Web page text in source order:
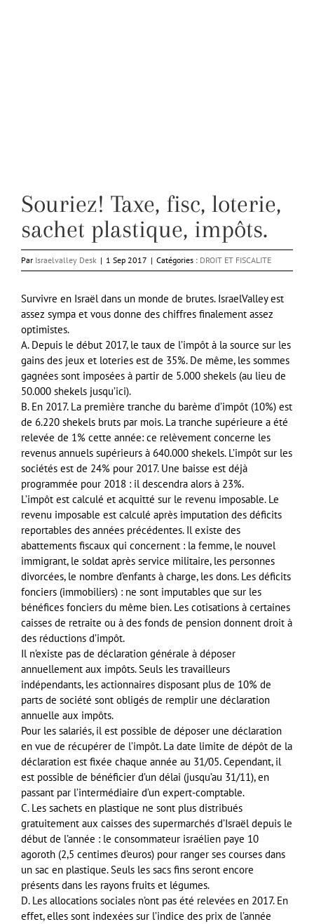
Souriez! Taxe, fisc, loterie,
sachet plastique, impôts.
Par Israelvalley Desk | 1 Sep 2017 | Catégories : DROIT ET FISCALITE
Survivre en Israël dans un monde de brutes. IsraelValley est
assez sympa et vous donne des chiffres finalement assez
optimistes.
A. Depuis le début 2017, le taux de l’impôt à la source sur les
gains des jeux et loteries est de 35%. De même, les sommes
gagnées sont imposées à partir de 5.000 shekels (au lieu de
50.000 shekels jusqu’ici).
B. En 2017. La première tranche du barème d’impôt (10%) est
de 6.220 shekels bruts par mois. La tranche supérieure a été
relevée de 1% cette année: ce relèvement concerne les
revenus annuels supérieurs à 640.000 shekels. L’impôt sur les
sociétés est de 24% pour 2017. Une baisse est déjà
programmée pour 2018 : il descendra alors à 23%.
L’impôt est calculé et acquitté sur le revenu imposable. Le
revenu imposable est calculé après imputation des déficits
reportables des années précédentes. Il existe des
abattements fiscaux qui concernent : la femme, le nouvel
immigrant, le soldat après service militaire, les personnes
divorcées, le nombre d’enfants à charge, les dons. Les déficits
fonciers (immobiliers) : ne sont imputables que sur les
bénéfices fonciers du même bien. Les cotisations à certaines
caisses de retraite ou à des fonds de pension donnent droit à
des réductions d’impôt.
Il n’existe pas de déclaration générale à déposer
annuellement aux impôts. Seuls les travailleurs
indépendants, les actionnaires disposant plus de 10% de
parts de société sont obligés de remplir une déclaration
annuelle aux impôts.
Pour les salariés, il est possible de déposer une déclaration
en vue de récupérer de l’impôt. La date limite de dépôt de la
déclaration est fixée chaque année au 31/05. Cependant, il
est possible de bénéficier d’un délai (jusqu’au 31/11), en
passant par l’intermédiaire d’un expert-comptable.
C. Les sachets en plastique ne sont plus distribués
gratuitement aux caisses des supermarchés d’Israël depuis le
début de l’année : le consommateur israélien paye 10
agoroth (2,5 centimes d’euros) pour ranger ses courses dans
un sac en plastique. Seuls les sacs fins seront encore
présents dans les rayons fruits et légumes.
D. Les allocations sociales n’ont pas été relevées en 2017. En
effet, elles sont indexées sur l’indice des prix de l’année